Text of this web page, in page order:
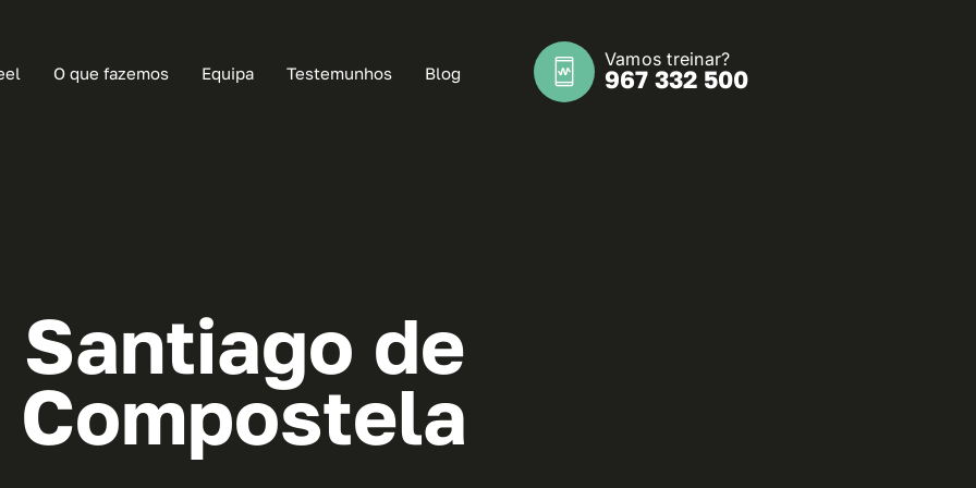
O que fazemos Equipa Testemunhos Blog
Vamos treinar?
967 332 500
Santiago de
Compostela